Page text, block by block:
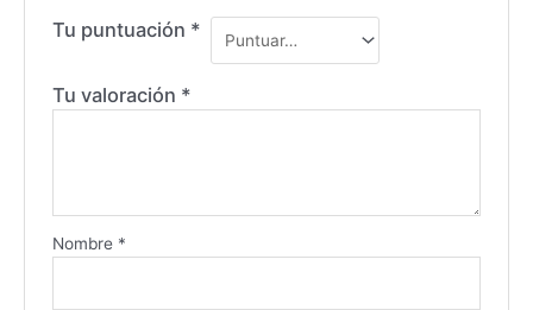
Tu puntuación *
Tu valoración *
Nombre *